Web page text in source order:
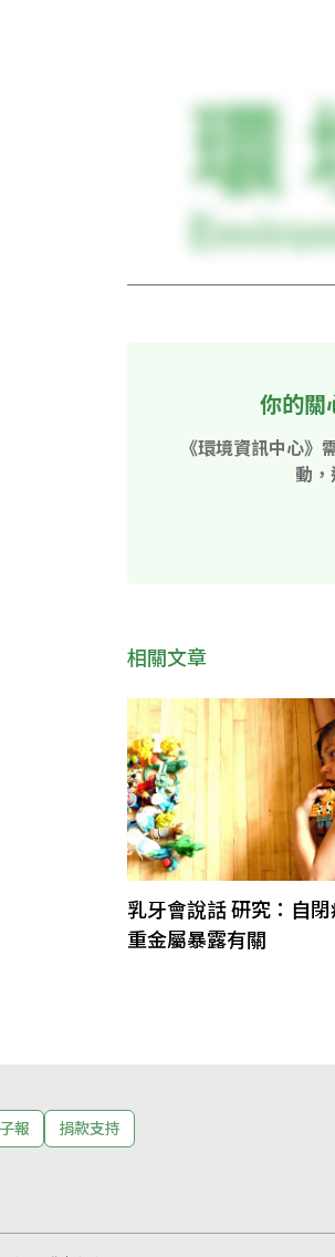
你的關
《環境資訊中心
動
相關文章
乳牙會說話 研究：自
重金屬暴露有關
報 捐款支持